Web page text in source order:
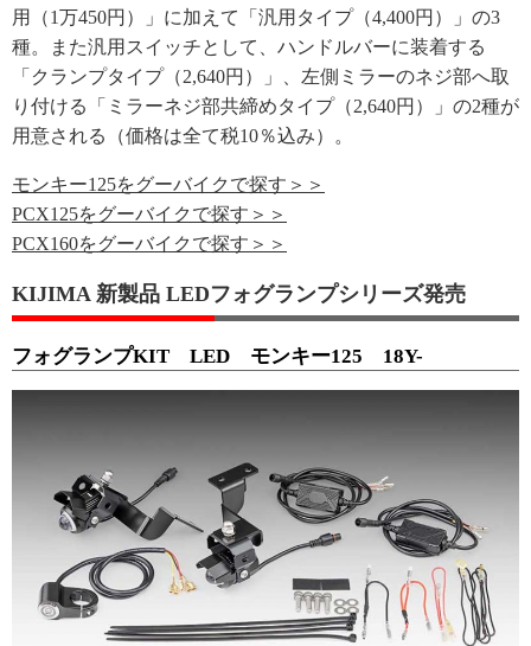
用（1万450円）」に加えて「汎用タイプ（4,400円）」の3
種。また汎用スイッチとして、ハンドルバーに装着する
「クランプタイプ（2,640円）」、左側ミラーのネジ部へ取
り付ける「ミラーネジ部共締めタイプ（2,640円）」の2種が
用意される（価格は全て税10％込み）。
モンキー125をグーバイクで探す＞＞
PCX125をグーバイクで探す＞＞
PCX160をグーバイクで探す＞＞
KIJIMA 新製品 LEDフォグランプシリーズ発売
フォグランプKIT LED モンキー125 18Y-